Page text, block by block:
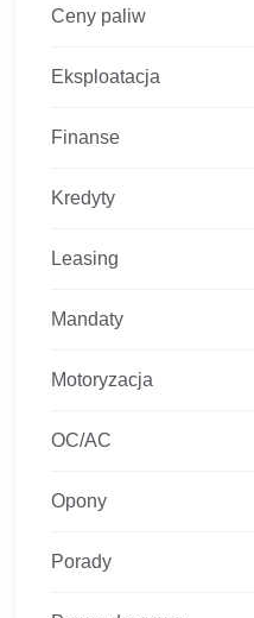
Ceny paliw
Eksploatacja
Finanse
Kredyty
Leasing
Mandaty
Motoryzacja
OC/AC
Opony
Porady